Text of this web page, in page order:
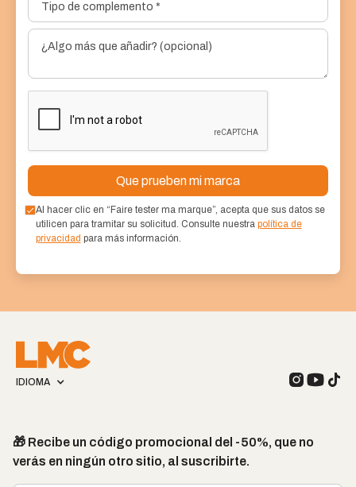
Al hacer clic en “Faire tester ma marque”, acepta que sus datos se
utilicen para tramitar su solicitud. Consulte nuestra política de
privacidad para más información.
IDIOMA
🎁 Recibe un código promocional del -50%, que no
verás en ningún otro sitio, al suscribirte.